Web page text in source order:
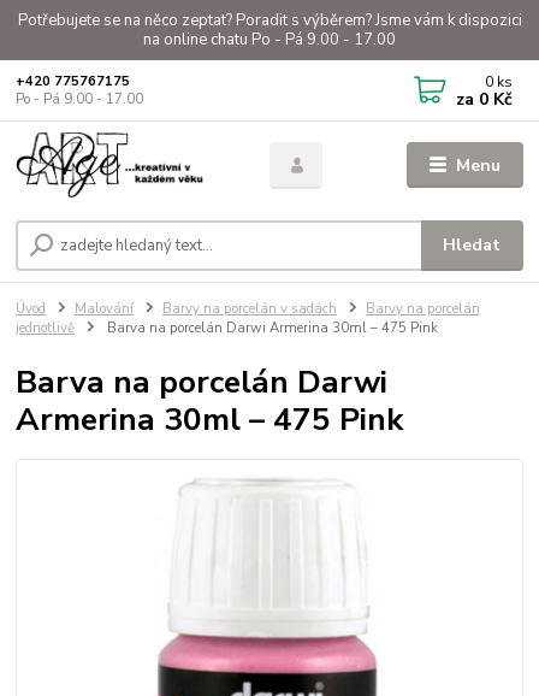
Potřebujete se na něco zeptat? Poradit s výběrem? Jsme vám k dispozici
na online chatu Po - Pá 9.00 - 17.00
Menu
Hledat
+420 775767175
Po - Pá 9.00 - 17.00
0 ks
za 0 Kč
Úvod Malování Barvy na porcelán v sadách
Barvy na porcelán
jednotlivě
Barva na porcelán Darwi Armerina 30ml – 475 Pink
Barva na porcelán Darwi
Armerina 30ml – 475 Pink